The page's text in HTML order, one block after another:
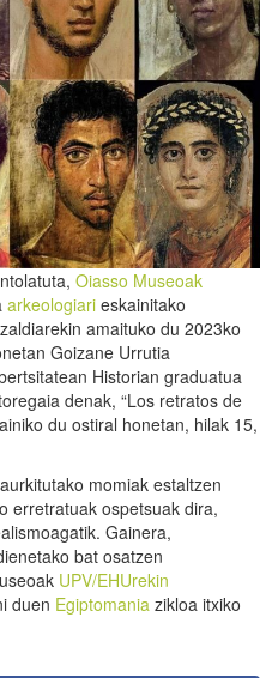
Oiasso Museoak
arkeologiari eskainitako
amaituko du 2023ko
Goizane Urrutia
Historian graduatua
denak, “Los retratos de
du ostiral honetan, hilak 15,
momiak estaltzen
erretratuak ospetsuak dira,
Gainera,
bat osatzen
UPV/EHUrekin
duen Egiptomania zikloa itxiko